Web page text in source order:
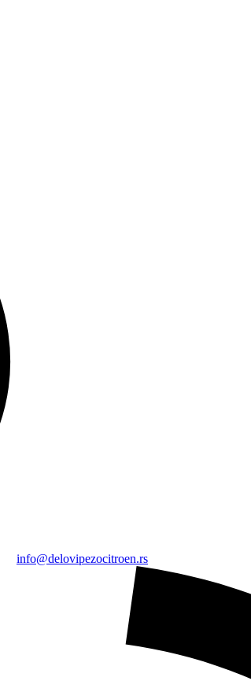
info@delovipezocitroen.rs